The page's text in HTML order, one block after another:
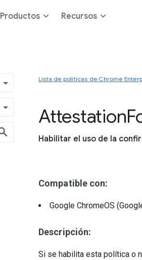
Productos Recursos
Lista de políticas de Chrome
Attestation
Habilitar el uso de la
Compatible con:
Google ChromeOS
Descripción:
Si se habilita esta política o